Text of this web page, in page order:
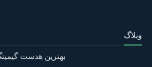
وبلاگ
بهترین هدست